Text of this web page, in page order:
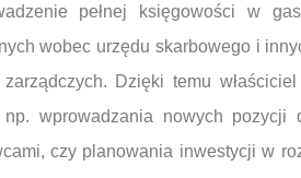
pełnej księgowości w
wobec urzędu skarbowego i
Dzięki temu
wprowadzania nowych
czy planowania inwestycji w